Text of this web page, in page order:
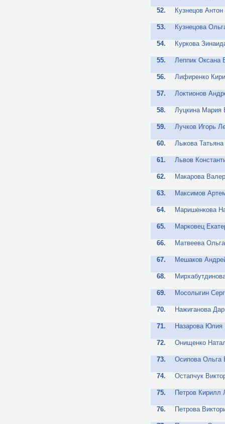
52. Кузнецов
53. Кузнецова
54. Куркова
55. Леппик Оксана
56. Лифиренко
57. Локтионов
58. Луцкина Мария
59. Лучков Игорь
60. Лыкова
61. Львов
62. Макарова
63. Максимов
64. Маришенкова
65. Марковец
66. Матвеева
67. Мешаков
68.
69. Мосолыгин
70. Нажиганова
71. Назарова Юлия
72. Онищенко
73. Осипова Ольга
74. Остапчук
75. Петров Кирилл
76. Петрова